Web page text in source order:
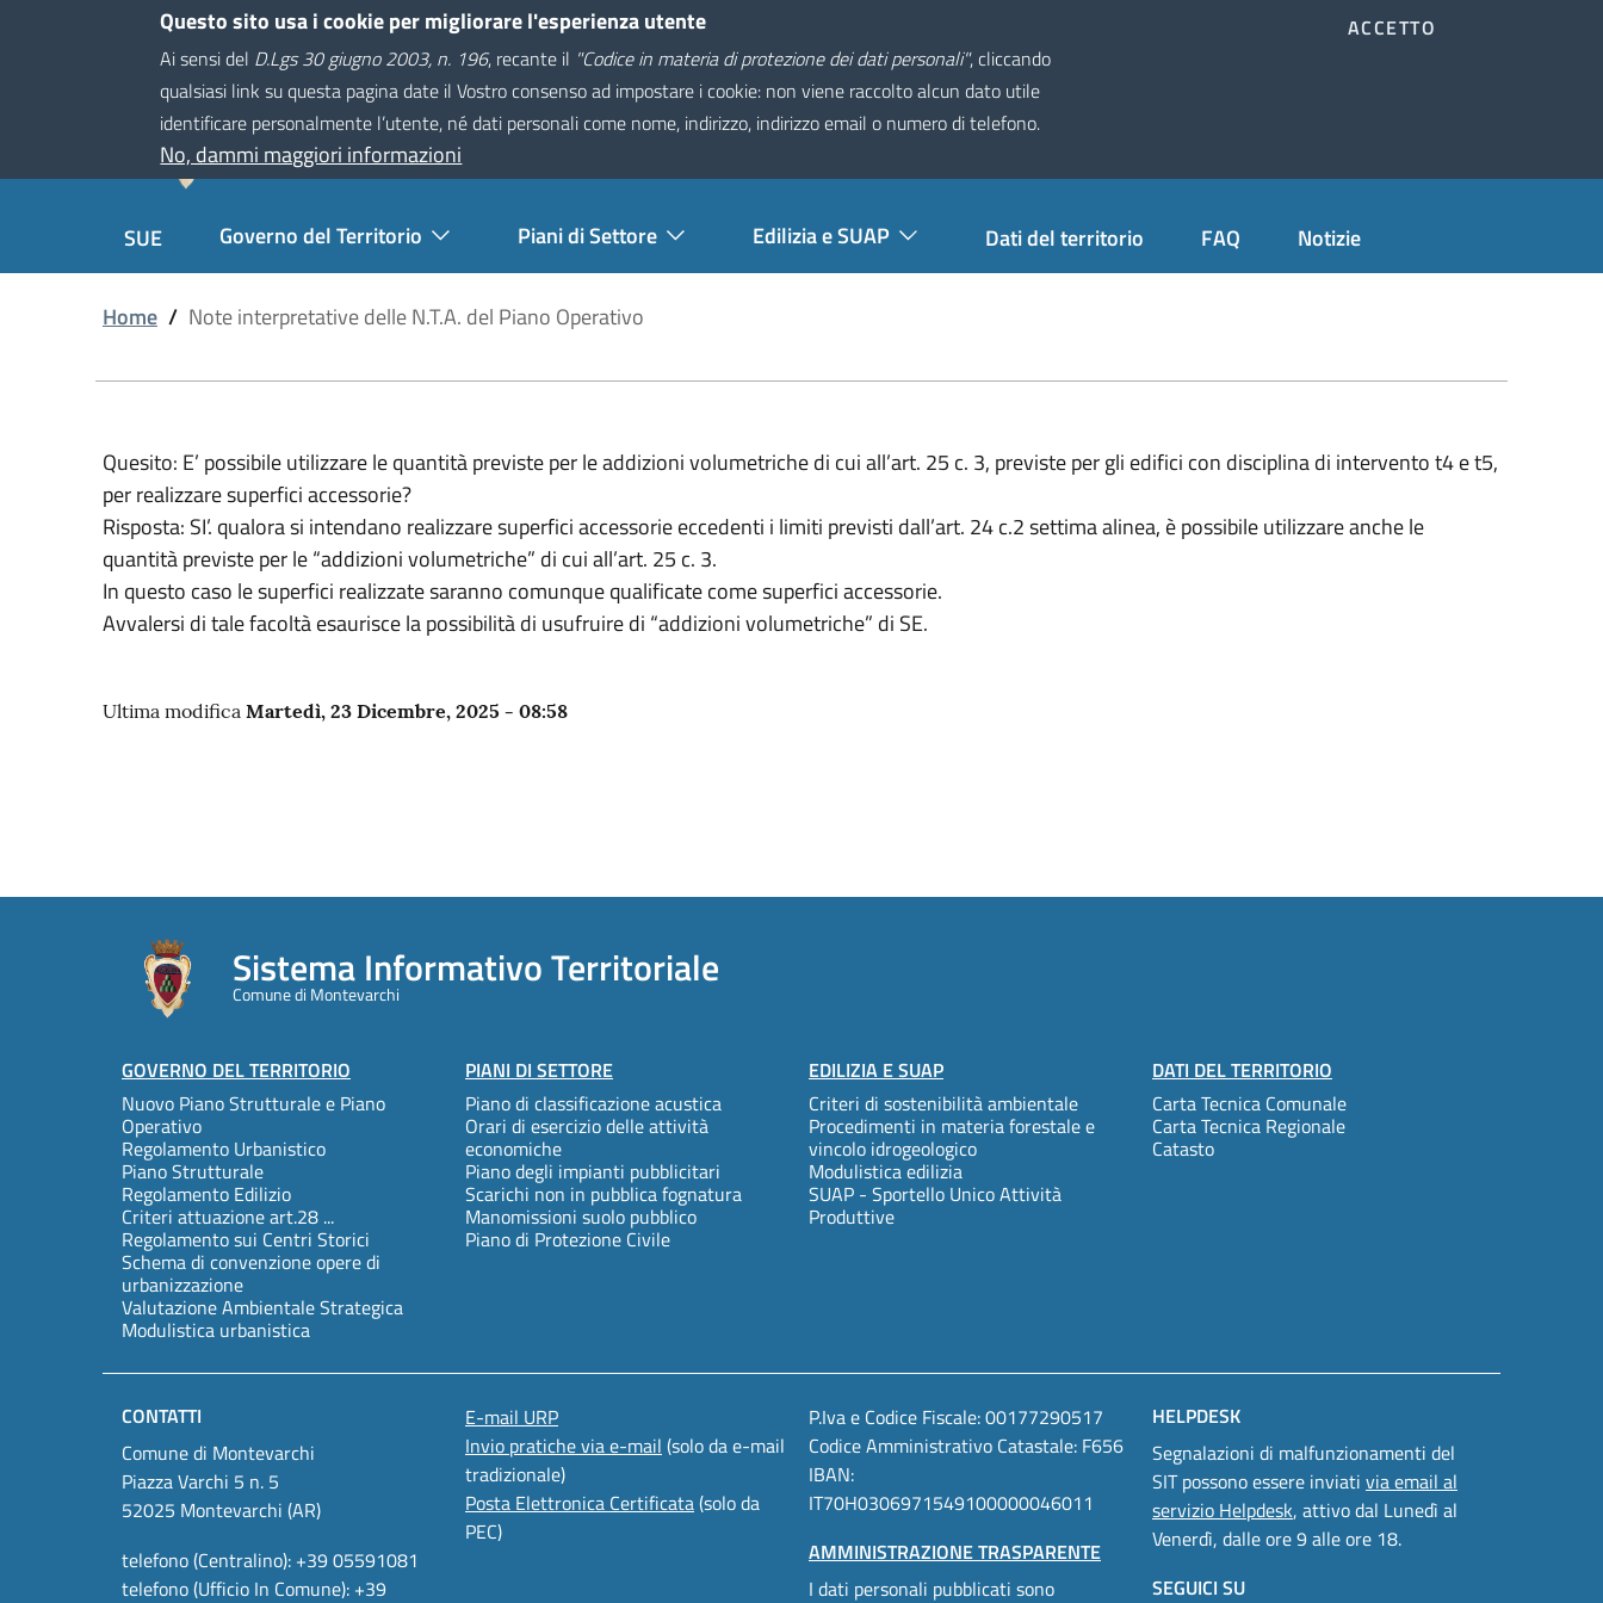
Questo sito usa i cookie per migliorare l'esperienza utente
Ai sensi del D.Lgs 30 giugno 2003, n. 196, recante il "Codice in materia di protezione dei dati personali", cliccando
qualsiasi link su questa pagina date il Vostro consenso ad impostare i cookie: non viene raccolto alcun dato utile
identificare personalmente l’utente, né dati personali come nome, indirizzo, indirizzo email o numero di telefono.
No, dammi maggiori informazioni
ACCETTO
Comune di Montevarchi Accedi all'area personale
Sistema Informativo Territoriale
Comune di Montevarchi
Seguici su
Navigazione
Principale
SUE Governo del Territorio Piani di Settore Edilizia e SUAP Dati del territorio FAQ Notizie
Home / Note interpretative delle N.T.A. del Piano Operativo
Quesito: E’ possibile utilizzare le quantità previste per le addizioni volumetriche di cui all’art. 25 c. 3, previste per gli edifici con disciplina di intervento t4 e t5,
per realizzare superfici accessorie?
Risposta: SI’. qualora si intendano realizzare superfici accessorie eccedenti i limiti previsti dall’art. 24 c.2 settima alinea, è possibile utilizzare anche le
quantità previste per le “addizioni volumetriche” di cui all’art. 25 c. 3.
In questo caso le superfici realizzate saranno comunque qualificate come superfici accessorie.
Avvalersi di tale facoltà esaurisce la possibilità di usufruire di “addizioni volumetriche” di SE.
Ultima modifica Martedì, 23 Dicembre, 2025 - 08:58
Sistema Informativo Territoriale
Comune di Montevarchi
Footer
menu
GOVERNO DEL TERRITORIO
Nuovo Piano Strutturale e Piano
Operativo
Regolamento Urbanistico
Piano Strutturale
Regolamento Edilizio
Criteri attuazione art.28 ...
Regolamento sui Centri Storici
Schema di convenzione opere di
urbanizzazione
Valutazione Ambientale Strategica
Modulistica urbanistica
PIANI DI SETTORE
Piano di classificazione acustica
Orari di esercizio delle attività
economiche
Piano degli impianti pubblicitari
Scarichi non in pubblica fognatura
Manomissioni suolo pubblico
Piano di Protezione Civile
EDILIZIA E SUAP
Criteri di sostenibilità ambientale
Procedimenti in materia forestale e
vincolo idrogeologico
Modulistica edilizia
SUAP - Sportello Unico Attività
Produttive
DATI DEL TERRITORIO
Carta Tecnica Comunale
Carta Tecnica Regionale
Catasto
CONTATTI
Comune di Montevarchi
Piazza Varchi 5 n. 5
52025 Montevarchi (AR)
telefono (Centralino): +39 05591081
telefono (Ufficio In Comune): +39
E-mail URP
Invio pratiche via e-mail (solo da e-mail
tradizionale)
Posta Elettronica Certificata(solo da
PEC)
P.Iva e Codice Fiscale: 00177290517
Codice Amministrativo Catastale: F656
IBAN:
IT70H0306971549100000046011
AMMINISTRAZIONE TRASPARENTE
I dati personali pubblicati sono
HELPDESK
Segnalazioni di malfunzionamenti del
SIT possono essere inviati via email al
servizio Helpdesk, attivo dal Lunedì al
Venerdì, dalle ore 9 alle ore 18.
SEGUICI SU